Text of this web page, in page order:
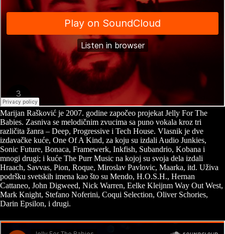
Marijan Rašković je 2007. godine započeo projekat Jelly For The
Babies. Zasniva se melodičnim zvucima sa puno vokala kroz tri
različita žanra – Deep, Progressive i Tech House. Vlasnik je dve
izdavačke kuće, One Of A Kind, za koju su izdali Audio Junkies,
Sonic Future, Bonaca, Framewerk, Inkfish, Subandrio, Kobana i
mnogi drugi; i kuće The Purr Music na kojoj su svoja dela izdali
Hraach, Savvas, Pion, Roque, Miroslav Pavlovic, Maarka, itd. Uživa
podršku svetskih imena kao što su Mendo, H.O.S.H., Hernan
Cattaneo, John Digweed, Nick Warren, Eelke Kleijnm Way Out West,
Mark Knight, Stefano Noferini, Coqui Selection, Oliver Schories,
Darin Epsilon, i drugi.